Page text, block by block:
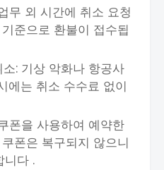
무 외 시간에 취소 요청
준으로 환불이 접수됩
: 기상 악화나 항공사
에는 취소 수수료 없이
폰을 사용하여 예약한
폰은 복구되지 않으니
니다 .